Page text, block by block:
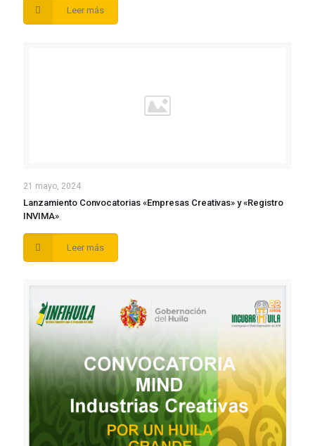
Leer más
21 mayo, 2024
Lanzamiento Convocatorias «Empresas Creativas» y «Registro
INVIMA»
Leer más